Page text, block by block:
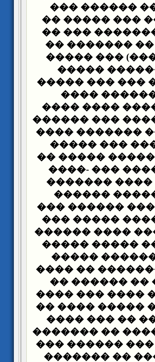
���� ��� ���
�������
�������
��� ��� ���
�������� (3 ����
��� �����
������ ����
�� ����
������� ��
�� ��
��� �������
�� ������
�������� ���
���� �� ����
����� ����
�����
������� ����
�� �����
���� ��� ��
������� ���
���� �� ���
���� ��� ����
�� ������ ��
���� �����
���� ���
������� ����
����� �����
���� ��� ����
���� �� ���